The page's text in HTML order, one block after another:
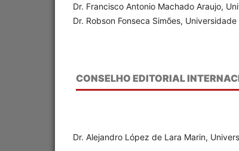
Dr. Francisco Antonio Machado Araujo,
Dr. Robson Fonseca Simões,
CONSELHO EDITORIAL
Dr. Alejandro López de Lara Marin,